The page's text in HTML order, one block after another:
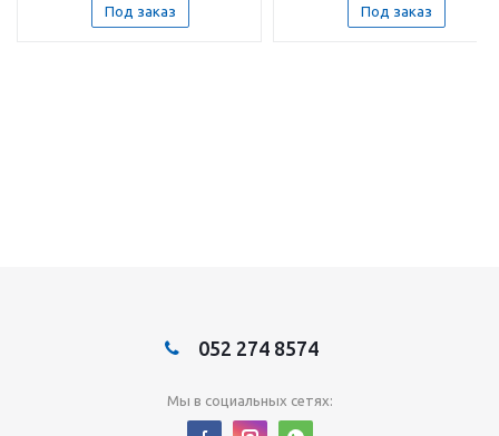
Под заказ Под заказ
052 274 8574
Мы в социальных сетях: